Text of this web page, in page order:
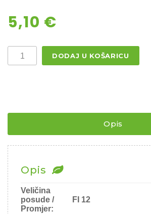
5,10 €
¨
PAKUJAC
BLUE
količina
DODAJ U KOŠARICU
Opis
Opis
Veličina
posude /
Promjer:
FI 12